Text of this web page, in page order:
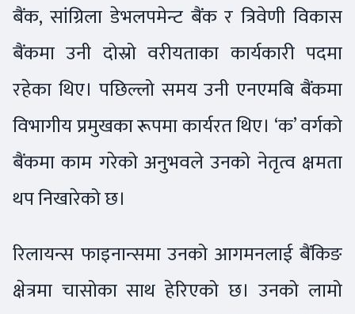
बैंक, सांग्रिला डेभलपमेन्ट बैंक र त्रिवेणी विकास
बैंकमा उनी दोस्रो वरीयताका कार्यकारी पदमा
रहेका थिए। पछिल्लो समय उनी एनएमबि बैंकमा
विभागीय प्रमुखका रूपमा कार्यरत थिए। ‘क’ वर्गको
बैंकमा काम गरेको अनुभवले उनको नेतृत्व क्षमता
थप निखारेको छ।
रिलायन्स फाइनान्समा उनको आगमनलाई बैंकिङ
क्षेत्रमा चासोका साथ हेरिएको छ। उनको लामो